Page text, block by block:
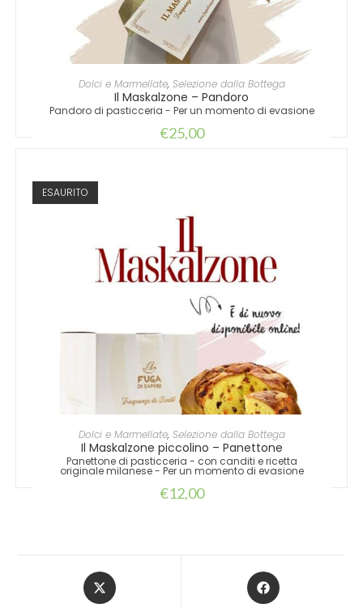
LEGGI TUTTO
Dolci e Marmellate, Selezione dalla Bottega
Il Maskalzone – Pandoro
Pandoro di pasticceria - Per un momento di evasione
€25,00
ESAURITO
LEGGI TUTTO
Dolci e Marmellate, Selezione dalla Bottega
Il Maskalzone piccolino – Panettone
Panettone di pasticceria - con canditi e ricetta
originale milanese - Per un momento di evasione
€12,00